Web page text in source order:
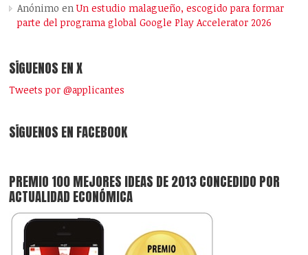
Anónimo enUn estudio malagueño, escogido para formar
parte del programa global Google Play Accelerator 2026
SÍGUENOS EN X
Tweets por @applicantes
SÍGUENOS EN FACEBOOK
PREMIO 100 MEJORES IDEAS DE 2013 CONCEDIDO POR
ACTUALIDAD ECONÓMICA